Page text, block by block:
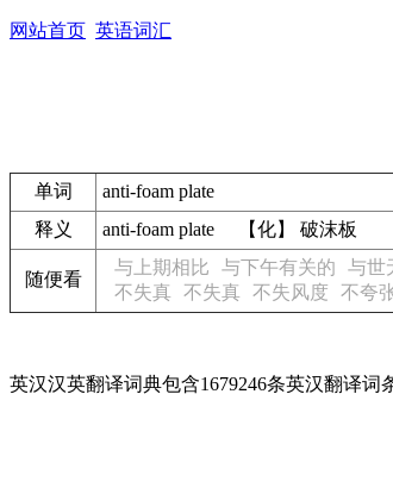
网站首页 英语词汇
单词
anti-foam plate
释义
anti-foam plate 【化】 破沫板
随便看
与上期相比 与下午有关的 与世
不失真 不失真 不失风度 不夸
英汉汉英翻译词典包含1679246条英汉翻译